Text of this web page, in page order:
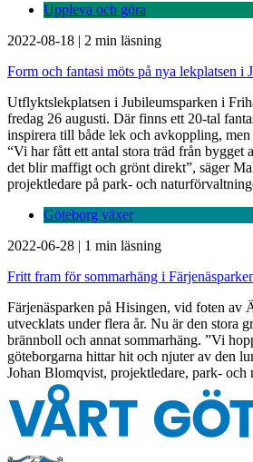
Uppleva och göra
2022-08-18 | 2 min läsning
Form och fantasi möts på nya lekplatsen i
Utflyktslekplatsen i Jubileumsparken i
fredag 26 augusti. Där finns ett 20-tal
inspirera till både lek och avkoppling,
“Vi har fått ett antal stora träd från bygget
det blir maffigt och grönt direkt”, säger
projektledare på park- och
Göteborg växer
2022-06-28 | 1 min läsning
Fritt fram för sommarhäng i
Färjenäsparken på Hisingen, vid foten av
utvecklats under flera år. Nu är den stora
brännboll och annat sommarhäng. ”Vi
göteborgarna hittar hit och njuter av den
Johan Blomqvist, projektledare, park- och